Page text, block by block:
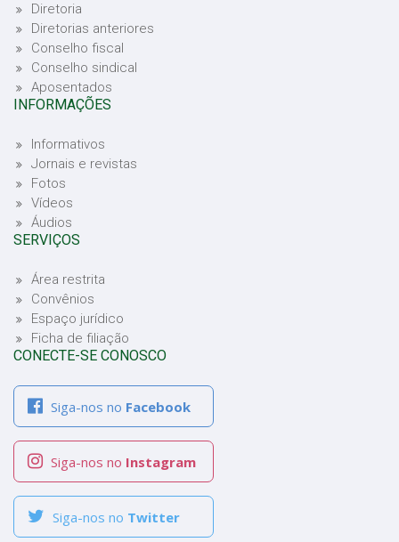
Diretoria
Diretorias anteriores
Conselho fiscal
Conselho sindical
Aposentados
INFORMAÇÕES
Informativos
Jornais e revistas
Fotos
Vídeos
Áudios
SERVIÇOS
Área restrita
Convênios
Espaço jurídico
Ficha de filiação
CONECTE-SE CONOSCO
Siga-nos no Facebook
Siga-nos no Instagram
Siga-nos no Twitter